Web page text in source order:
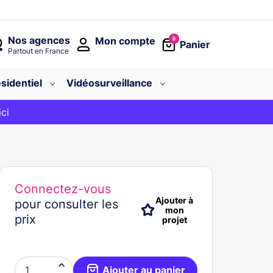
Nos agences
Partout en France
0
Panier
Mon compte
Vidéosurveillance
le code
Connectez-vous
pour consulter les
prix
Ajouter à
mon
projet
 Ajouter au panier